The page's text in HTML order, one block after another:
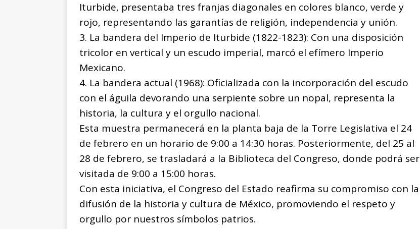
Iturbide, presentaba tres franjas diagonales en colores blanco, verde y
rojo, representando las garantías de religión, independencia y unión.
3. La bandera del Imperio de Iturbide (1822-1823): Con una disposición
tricolor en vertical y un escudo imperial, marcó el efímero Imperio
Mexicano.
4. La bandera actual (1968): Oficializada con la incorporación del escudo
con el águila devorando una serpiente sobre un nopal, representa la
historia, la cultura y el orgullo nacional.
Esta muestra permanecerá en la planta baja de la Torre Legislativa el 24
de febrero en un horario de 9:00 a 14:30 horas. Posteriormente, del 25 al
28 de febrero, se trasladará a la Biblioteca del Congreso, donde podrá ser
visitada de 9:00 a 15:00 horas.
Con esta iniciativa, el Congreso del Estado reafirma su compromiso con la
difusión de la historia y cultura de México, promoviendo el respeto y
orgullo por nuestros símbolos patrios.